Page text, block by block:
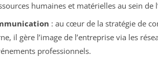
humaines et matérielles au sein de
: au cœur de la stratégie de
il gère l’image de l’entreprise via les
professionnels.